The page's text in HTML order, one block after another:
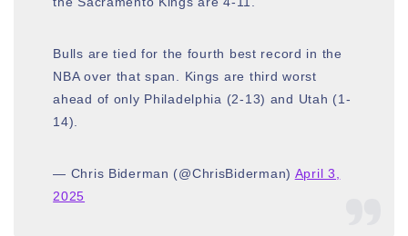
Bulls are tied for the fourth best record in the
NBA over that span. Kings are third worst
ahead of only Philadelphia (2-13) and Utah (1-
14).
— Chris Biderman (@ChrisBiderman) April 3,
2025